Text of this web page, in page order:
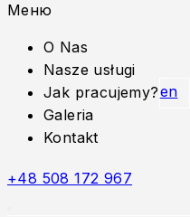
Меню
O Nas
Nasze usługi
Jak pracujemy?
Galeria
Kontakt
en
+48 508 172 967